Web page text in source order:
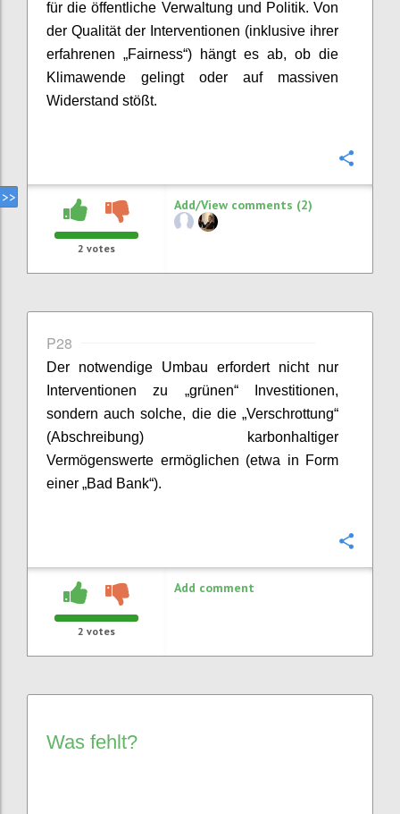
für die öffentliche Verwaltung und Politik. Von
der Qualität der Interventionen (inklusive ihrer
erfahrenen „Fairness“) hängt es ab, ob die
Klimawende gelingt oder auf massiven
Widerstand stößt.
2 votes
Add/View comments (2)
P28
Der notwendige Umbau erfordert nicht nur
Interventionen zu „grünen“ Investitionen,
sondern auch solche, die die „Verschrottung“
(Abschreibung) karbonhaltiger
Vermögenswerte ermöglichen (etwa in Form
einer „Bad Bank“).
2 votes
Add comment
Was fehlt?